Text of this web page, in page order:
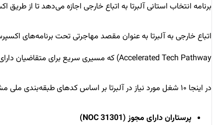
برنامه انتخاب استانی آلبرتا به اتباع خارجی اجازه می‌دهد تا از
Accelerated Tech Pathway) که مسیری سریع برای متقاضیان دارای پیشنهاد شغلی، در یکی از ۳۸ شغل حوزه فناوری، در این استان ارائه می‌کند.
در اینجا ۱۰ شغل مورد نیاز در آلبرتا بر اساس کدهای طبقه‌بندی ملی مشاغل (NOC2021)( آورده شده است:
پرستاران دارای مجوز (NOC 31301)